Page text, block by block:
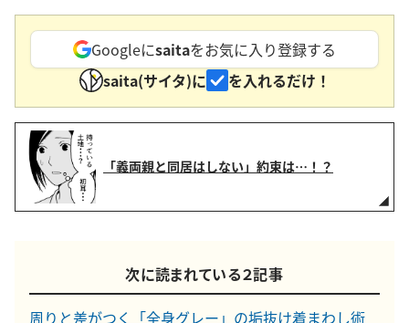
Googleにsaitaをお気に入り登録する
saita(サイタ)に
を入れるだけ！
「義両親と同居はしない」約束は…！？
次に読まれている２記事
周りと差がつく「全身グレー」の垢抜け着まわし術